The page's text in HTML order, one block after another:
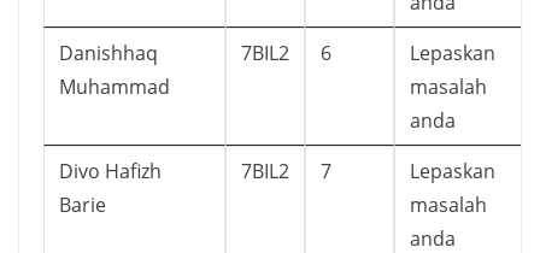
Danishhaq
Muhammad
7BIL2 6
Lepaskan
masalah
anda
Divo Hafizh
Barie
7BIL2 7
Lepaskan
masalah
anda